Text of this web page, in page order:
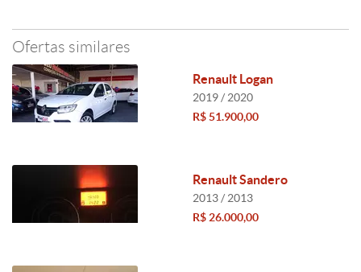
Ofertas similares
Renault Logan
2019 / 2020
R$ 51.900,00
Renault Sandero
2013 / 2013
R$ 26.000,00